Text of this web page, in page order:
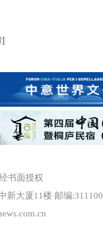
]
书面授权
新大厦11楼 邮编:311100